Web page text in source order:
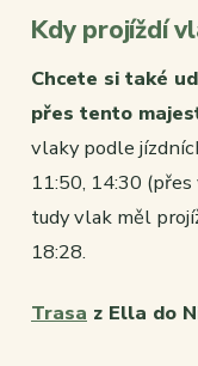
Kdy projíždí
Chcete si také
přes tento
vlaky podle
11:50, 14:30
tudy vlak měl
18:28.
Trasa z Ella do